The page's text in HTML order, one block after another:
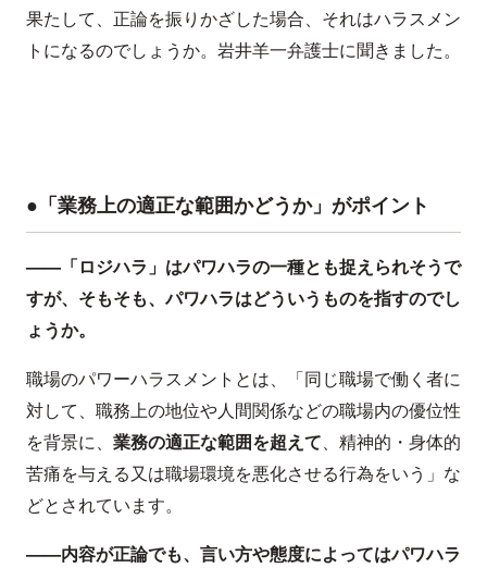
果たして、正論を振りかざした場合、それはハラスメン
トになるのでしょうか。岩井羊一弁護士に聞きました。
●「業務上の適正な範囲かどうか」がポイント
——「ロジハラ」はパワハラの一種とも捉えられそうで
すが、そもそも、パワハラはどういうものを指すのでし
ょうか。
職場のパワーハラスメントとは、「同じ職場で働く者に
対して、職務上の地位や人間関係などの職場内の優位性
を背景に、 業務の適正な範囲を超えて、精神的・身体的
苦痛を与える又は職場環境を悪化させる行為をいう」な
どとされています。
——内容が正論でも、言い方や態度によってはパワハラ